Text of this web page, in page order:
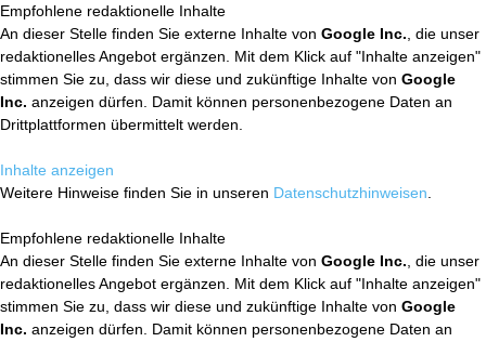
Empfohlene redaktionelle Inhalte
An dieser Stelle finden Sie externe Inhalte von Google Inc. , die unser
redaktionelles Angebot ergänzen. Mit dem Klick auf "Inhalte anzeigen"
stimmen Sie zu, dass wir diese und zukünftige Inhalte von Google
Inc. anzeigen dürfen. Damit können personenbezogene Daten an
Drittplattformen übermittelt werden.
Inhalte anzeigen
Weitere Hinweise finden Sie in unseren Datenschutzhinweisen
Empfohlene redaktionelle Inhalte
An dieser Stelle finden Sie externe Inhalte von Google Inc. , die unser
redaktionelles Angebot ergänzen. Mit dem Klick auf "Inhalte anzeigen"
stimmen Sie zu, dass wir diese und zukünftige Inhalte von Google
Inc. anzeigen dürfen. Damit können personenbezogene Daten an